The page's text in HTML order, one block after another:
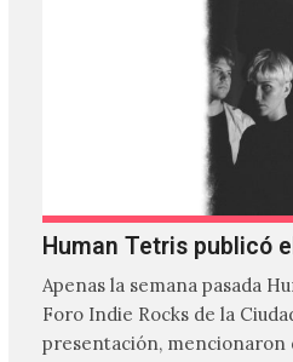
Human Tetris publicó
Apenas la semana pasada
Foro Indie Rocks de la
presentación,